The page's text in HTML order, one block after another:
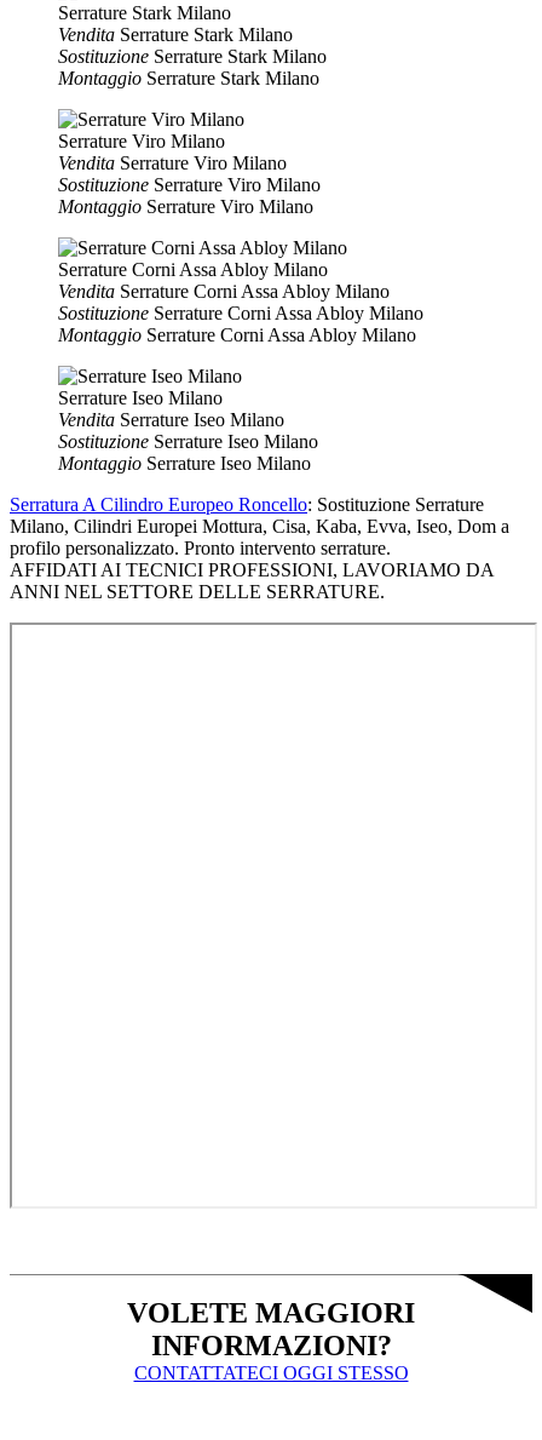
Serrature Stark Milano
Vendita Serrature Stark Milano
Sostituzione Serrature Stark Milano
Montaggio Serrature Stark Milano
Serrature Viro Milano
Vendita Serrature Viro Milano
Sostituzione Serrature Viro Milano
Montaggio Serrature Viro Milano
Serrature Corni Assa Abloy Milano
Vendita Serrature Corni Assa Abloy Milano
Sostituzione Serrature Corni Assa Abloy Milano
Montaggio Serrature Corni Assa Abloy Milano
Serrature Iseo Milano
Vendita Serrature Iseo Milano
Sostituzione Serrature Iseo Milano
Montaggio Serrature Iseo Milano
Serratura A Cilindro Europeo Roncello: Sostituzione Serrature
Milano, Cilindri Europei Mottura, Cisa, Kaba, Evva, Iseo, Dom a
profilo personalizzato. Pronto intervento serrature.
AFFIDATI AI TECNICI PROFESSIONI, LAVORIAMO DA
ANNI NEL SETTORE DELLE SERRATURE.
VOLETE MAGGIORI
INFORMAZIONI?
CONTATTATECI OGGI STESSO